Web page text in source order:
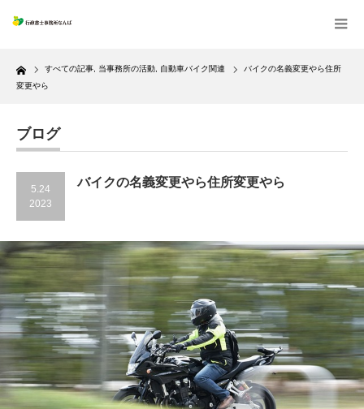
Home すべての記事 当事務所の活動 自動車バイク関連
バイクの名義変更やら住所
変更やら
ブログ
5.24
2023
バイクの名義変更やら住所変更やら